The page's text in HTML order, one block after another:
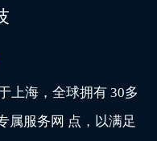
上海，全球拥有 30多
属服务网 点，以满足